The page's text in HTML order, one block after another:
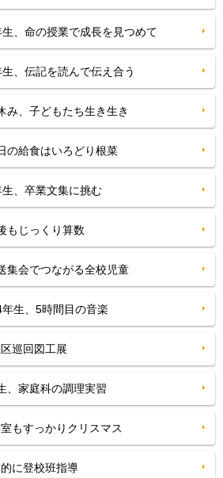
、命の授業で成長を見つめて
、伝記を読んで伝え合う
み、子どもたち生き生き
の給食はいろどり根菜
、卒業文集に挑む
もじっくり算数
集会でつながる全校児童
生、5時間目の音楽
巡回図工展
、家庭科の調理実習
もすっかりクリスマス
に登校班指導